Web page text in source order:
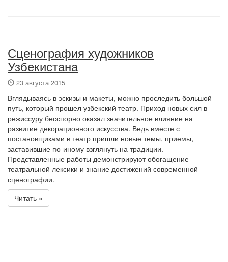
Сценография художников
Узбекистана
23 августа 2015
Вглядываясь в эскизы и макеты, можно проследить большой
путь, который прошел узбекский театр. Приход новых сил в
режиссуру бесспорно оказал значительное влияние на
развитие декорационного искусства. Ведь вместе с
постановщиками в театр пришли новые темы, приемы,
заставившие по-иному взглянуть на традиции.
Представленные работы демонстрируют обогащение
театральной лексики и знание достижений современной
сценографии.
Читать »